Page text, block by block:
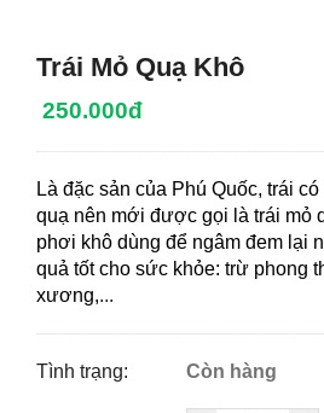
Trái Mỏ Quạ Khô
250.000đ
Là đặc sản của Phú Quốc, trái
quạ nên mới được gọi là trái mỏ
phơi khô dùng để ngâm đem lại
quả tốt cho sức khỏe: trừ phong
xương,...
Tình trạng: Còn hàng